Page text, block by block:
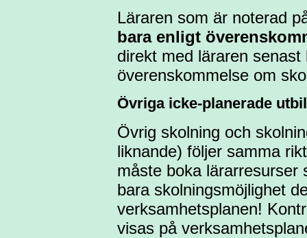
Läraren som är noterad
bara enligt
direkt med läraren
överenskommelse om
Övriga icke-planerade
Övrig skolning och
liknande) följer samma
måste boka lärarresurser
bara skolningsmöjlighet
verksamhetsplanen!
visas på